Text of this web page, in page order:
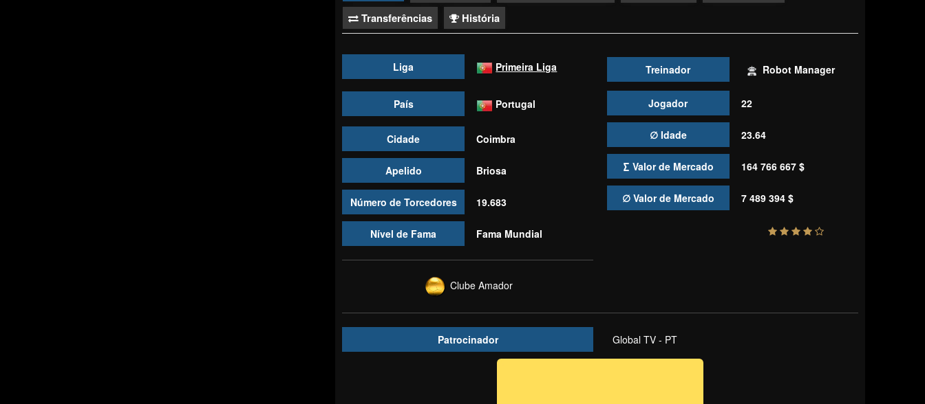
Transferências
História
Liga Primeira Liga
País Portugal
Cidade Coimbra
Apelido Briosa
Número de Torcedores 19.683
Nível de Fama Fama Mundial
Clube Amador
Treinador Robot Manager
Jogador 22
∅ Idade 23.64
∑ Valor de Mercado 164 766 667 $
∅ Valor de Mercado 7 489 394 $
Patrocinador Global TV - PT